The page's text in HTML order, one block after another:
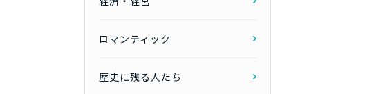
ロマンティック
歴史に残る人たち